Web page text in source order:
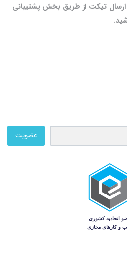
ارسال تیکت از طریق بخش پشتیبانی
عضویت